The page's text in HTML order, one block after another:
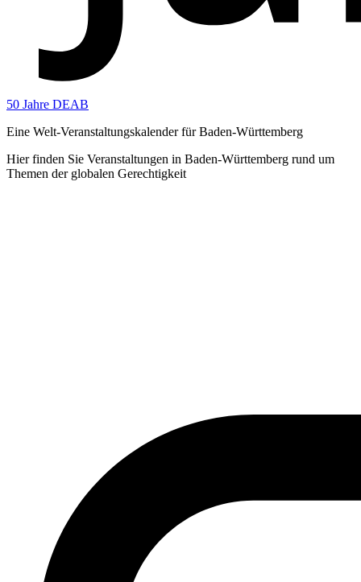
50 Jahre DEAB
Eine Welt-Veranstaltungskalender für Baden-Württemberg
Hier finden Sie Veranstaltungen in Baden-Württemberg rund um
Themen der globalen Gerechtigkeit